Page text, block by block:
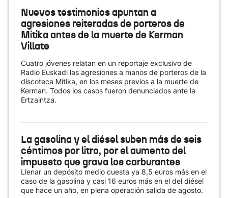
Nuevos testimonios apuntan a
agresiones reiteradas de porteros de
Mítika antes de la muerte de Kerman
Villate
Cuatro jóvenes relatan en un reportaje exclusivo de
Radio Euskadi las agresiones a manos de porteros de la
discoteca Mítika, en los meses previos a la muerte de
Kerman. Todos los casos fueron denunciados ante la
Ertzaintza.
La gasolina y el diésel suben más de seis
céntimos por litro, por el aumento del
impuesto que grava los carburantes
Llenar un depósito medio cuesta ya 8,5 euros más en el
caso de la gasolina y casi 16 euros más en el del diésel
que hace un año, en plena operación salida de agosto.